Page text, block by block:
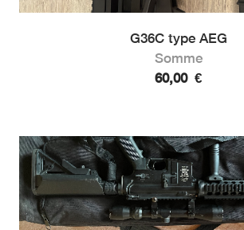
G36C type AEG
Somme
60,00 €